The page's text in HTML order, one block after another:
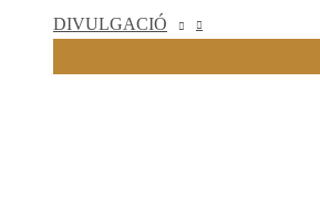
DIVULGACIÓ